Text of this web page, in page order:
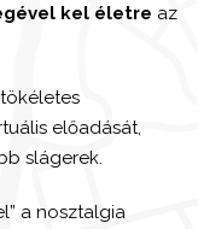
kel életre az
tökéletes
előadását,
slágerek.
a nosztalgia